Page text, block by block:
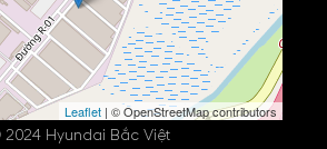
Leaflet | © OpenStreetMap contributors
Hyundai Bắc Việt